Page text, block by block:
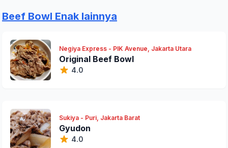
Beef Bowl Enak lainnya
Negiya Express - PIK Avenue, Jakarta Utara
Original Beef Bowl
4.0
Sukiya - Puri, Jakarta Barat
Gyudon
4.0